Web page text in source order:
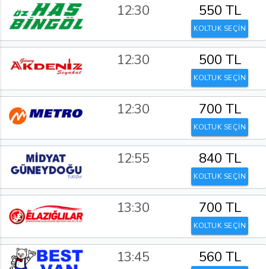
12:30 550 TL
KOLTUK SEÇİN
12:30 500 TL
KOLTUK SEÇİN
12:30 700 TL
KOLTUK SEÇİN
12:55 840 TL
KOLTUK SEÇİN
13:30 700 TL
KOLTUK SEÇİN
13:45 560 TL